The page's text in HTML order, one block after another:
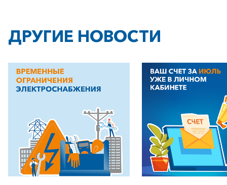
ДРУГИЕ НОВОСТИ